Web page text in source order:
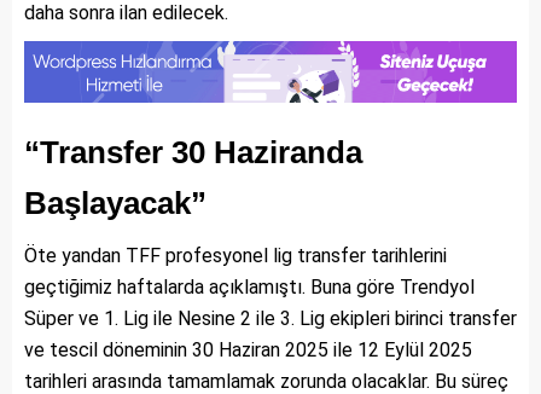
daha sonra ilan edilecek.
“Transfer 30 Haziranda
Başlayacak”
Öte yandan TFF profesyonel lig transfer tarihlerini
geçtiğimiz haftalarda açıklamıştı. Buna göre Trendyol
Süper ve 1. Lig ile Nesine 2 ile 3. Lig ekipleri birinci transfer
ve tescil döneminin 30 Haziran 2025 ile 12 Eylül 2025
tarihleri arasında tamamlamak zorunda olacaklar. Bu süreç